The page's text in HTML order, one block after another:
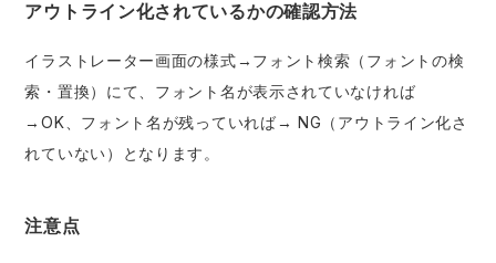
アウトライン化されているかの確認方法
イラストレーター画面の様式→フォント検索（フォントの検
索・置換）にて、フォント名が表示されていなければ
→OK、フォント名が残っていれば→ NG（アウトライン化さ
れていない）となります。
注意点